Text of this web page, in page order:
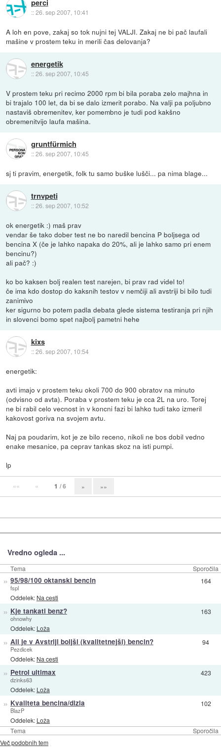
perci
::26. sep 2007, 10:41
A loh en pove, zakaj so tok nujni tej VALJI. Zakaj ne bi pač laufali
mašine v prostem teku in merili čas delovanja?
energetik
::26. sep 2007, 10:45
V prostem teku pri recimo 2000 rpm bi bila poraba zelo majhna in
bi trajalo 100 let, da bi se dalo izmerit porabo. Na valji pa poljubno
nastaviš obremenitev, ker pomembno je tudi pod kakšno
obremenitvijo laufa mašina.
gruntfürmich
::26. sep 2007, 10:45
sj ti pravim, energetik, folk tu samo buške lušči... pa nima blage...
trnvpeti
::26. sep 2007, 10:52
ok energetik :) maš prav
vendar še tako dober test ne bo naredil bencina P boljsega od
bencina X (če je lahko napaka do 20%, ali je lahko samo pri enem
bencinu?)
ali pač? :)
ko bo kaksen bolj realen test narejen, bi prav rad videl to!
če ima kdo dostop do kaksnih testov v nemčiji ali avstriji bi bilo tudi
zanimivo
ker sigurno bo potem padla debata glede sistema testiranja pri njih
in slovenci bomo spet najbolj pametni hehe
kixs
::26. sep 2007, 10:54
energetik:
avti imajo v prostem teku okoli 700 do 900 obratov na minuto
(odvisno od avta). Poraba v prostem teku je cca 2L na uro. Torej
ne bi rabil celo vecnost in v koncni fazi bi lahko tudi tako izmeril
kakovost goriva na svojem avtu.
Naj pa poudarim, kot je ze bilo receno, nikoli ne bos dobil vedno
enake mesanice, pa ceprav tankas skoz na isti pumpi.
lp
«« « 1 / 6 » »»
Vredno ogleda ...
Tema Sporočila
Tema Sporočila
» 95/98/100 oktanski bencin
fspl
Oddelek: Na cesti
164
» Kje tankati benz?
ohnowhy
Oddelek: Loža
163
» Ali je v Avstriji boljši (kvalitetnejši) bencin?
Pezdicek
Oddelek: Na cesti
94
» Petrol ultimax
dzinks63
Oddelek: Loža
423
» Kvaliteta bencina/dizla
BlazP
Oddelek: Loža
102
Več podobnih tem